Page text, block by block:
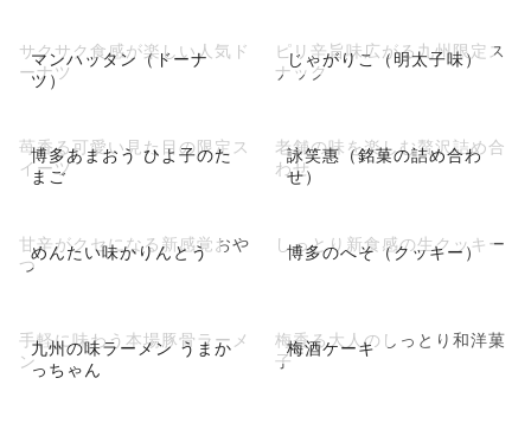
マンハッタン（ドーナ
ツ）
サクサク食感が楽しい人気ド
ーナツ
じゃがりこ（明太子味）
ピリ辛旨味広がる九州限定ス
ナック
博多あまおう ひよ子のた
まご
苺香る可愛い見た目の限定ス
イーツ
詠笑惠（銘菓の詰め合わ
せ）
老舗の味を楽しむ贅沢詰め合
わせ
めんたい味かりんとう
甘辛がクセになる新感覚おや
つ
博多のへそ（クッキー）
しっとり新食感の生クッキー
九州の味ラーメン うまか
っちゃん
手軽に味わう本場豚骨ラーメ
ン
梅酒ケーキ
梅香る大人のしっとり和洋菓
子